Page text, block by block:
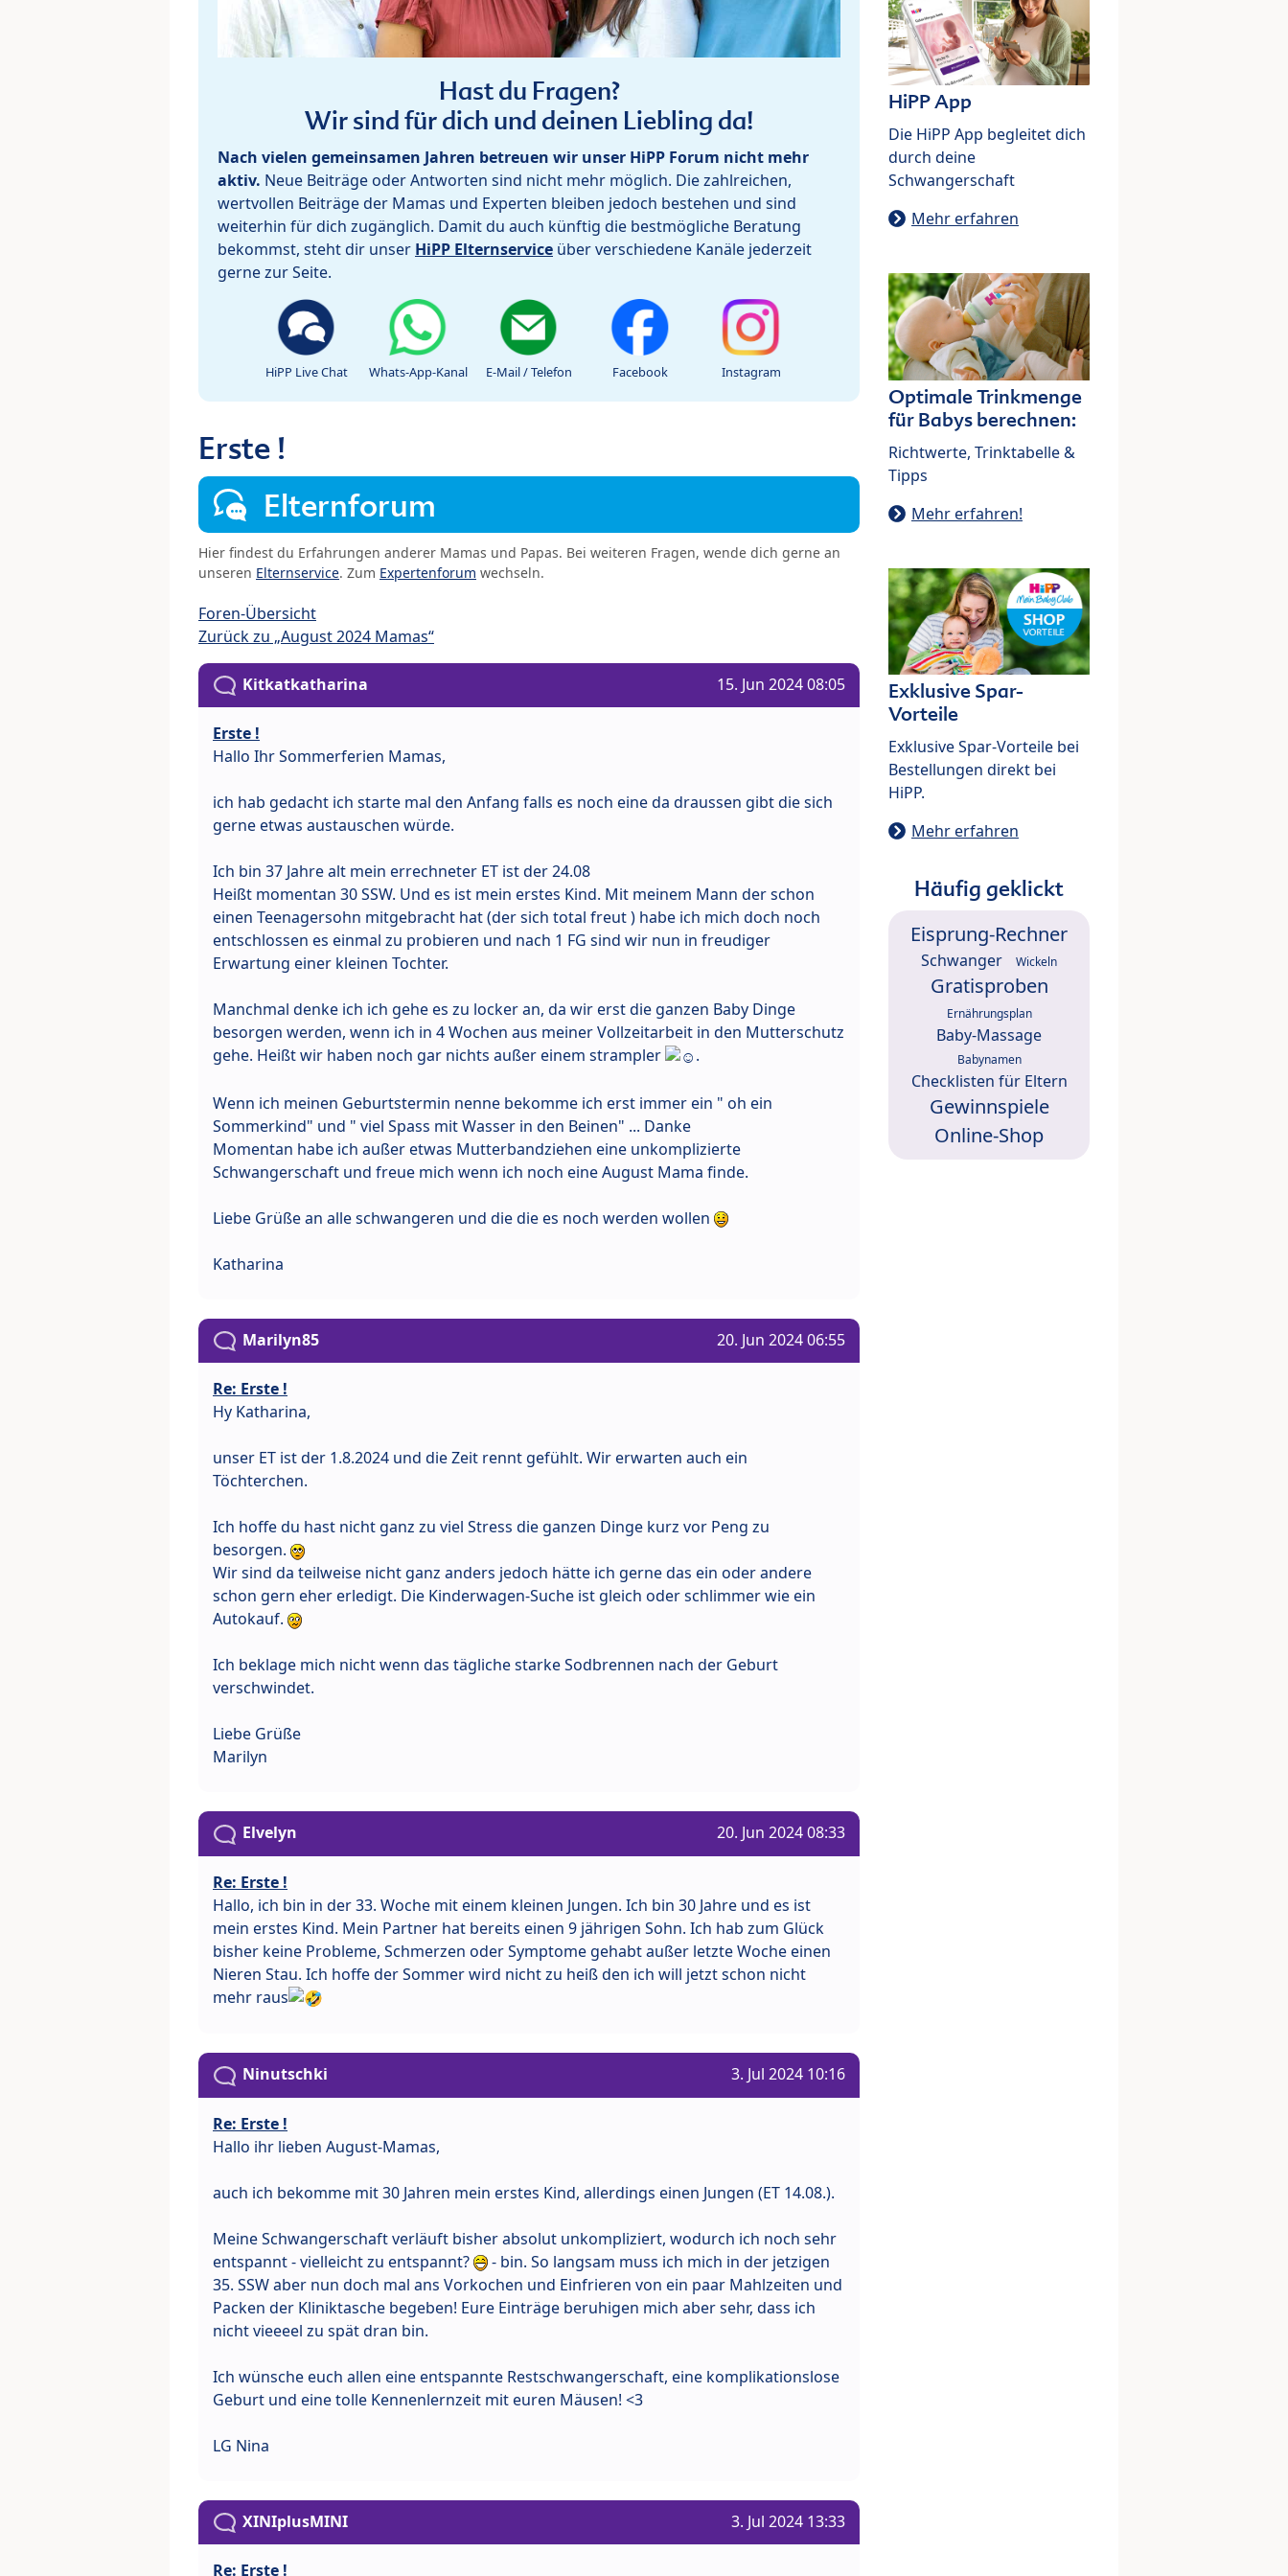
Hast du Fragen?
Wir sind für dich und deinen Liebling da!
Nach vielen gemeinsamen Jahren betreuen wir unser HiPP Forum nicht mehr
aktiv. Neue Beiträge oder Antworten sind nicht mehr möglich. Die zahlreichen,
wertvollen Beiträge der Mamas und Experten bleiben jedoch bestehen und sind
weiterhin für dich zugänglich. Damit du auch künftig die bestmögliche Beratung
bekommst, steht dir unser HiPP Elternservice über verschiedene Kanäle jederzeit
gerne zur Seite.
HiPP Live Chat Whats-App-Kanal E-Mail / Telefon Facebook Instagram
Erste !
Elternforum
Hier findest du Erfahrungen anderer Mamas und Papas. Bei weiteren Fragen, wende dich gerne an
unseren Elternservice. Zum Expertenforum wechseln.
Foren-Übersicht
Zurück zu „August 2024 Mamas“
Kitkatkatharina 15. Jun 2024 08:05
Erste !
Hallo Ihr Sommerferien Mamas,
ich hab gedacht ich starte mal den Anfang falls es noch eine da draussen gibt die sich
gerne etwas austauschen würde.
Ich bin 37 Jahre alt mein errechneter ET ist der 24.08
Heißt momentan 30 SSW. Und es ist mein erstes Kind. Mit meinem Mann der schon
einen Teenagersohn mitgebracht hat (der sich total freut ) habe ich mich doch noch
entschlossen es einmal zu probieren und nach 1 FG sind wir nun in freudiger
Erwartung einer kleinen Tochter.
Manchmal denke ich ich gehe es zu locker an, da wir erst die ganzen Baby Dinge
besorgen werden, wenn ich in 4 Wochen aus meiner Vollzeitarbeit in den Mutterschutz
gehe. Heißt wir haben noch gar nichts außer einem strampler
.
Wenn ich meinen Geburtstermin nenne bekomme ich erst immer ein " oh ein
Sommerkind" und " viel Spass mit Wasser in den Beinen" ... Danke
Momentan habe ich außer etwas Mutterbandziehen eine unkomplizierte
Schwangerschaft und freue mich wenn ich noch eine August Mama finde.
Liebe Grüße an alle schwangeren und die die es noch werden wollen
Katharina
Marilyn85 20. Jun 2024 06:55
Re: Erste !
Hy Katharina,
unser ET ist der 1.8.2024 und die Zeit rennt gefühlt. Wir erwarten auch ein
Töchterchen.
Ich hoffe du hast nicht ganz zu viel Stress die ganzen Dinge kurz vor Peng zu
besorgen.
Wir sind da teilweise nicht ganz anders jedoch hätte ich gerne das ein oder andere
schon gern eher erledigt. Die Kinderwagen-Suche ist gleich oder schlimmer wie ein
Autokauf.
Ich beklage mich nicht wenn das tägliche starke Sodbrennen nach der Geburt
verschwindet.
Liebe Grüße
Marilyn
Elvelyn 20. Jun 2024 08:33
Re: Erste !
Hallo, ich bin in der 33. Woche mit einem kleinen Jungen. Ich bin 30 Jahre und es ist
mein erstes Kind. Mein Partner hat bereits einen 9 jährigen Sohn. Ich hab zum Glück
bisher keine Probleme, Schmerzen oder Symptome gehabt außer letzte Woche einen
Nieren Stau. Ich hoffe der Sommer wird nicht zu heiß den ich will jetzt schon nicht
mehr raus
Ninutschki 3. Jul 2024 10:16
Re: Erste !
Hallo ihr lieben August-Mamas,
auch ich bekomme mit 30 Jahren mein erstes Kind, allerdings einen Jungen (ET 14.08.).
Meine Schwangerschaft verläuft bisher absolut unkompliziert, wodurch ich noch sehr
entspannt - vielleicht zu entspannt?
- bin. So langsam muss ich mich in der jetzigen
35. SSW aber nun doch mal ans Vorkochen und Einfrieren von ein paar Mahlzeiten und
Packen der Kliniktasche begeben! Eure Einträge beruhigen mich aber sehr, dass ich
nicht vieeeel zu spät dran bin.
Ich wünsche euch allen eine entspannte Restschwangerschaft, eine komplikationslose
Geburt und eine tolle Kennenlernzeit mit euren Mäusen! <3
LG Nina
XINIplusMINI 3. Jul 2024 13:33
Re: Erste !
HiPP App
Die HiPP App begleitet dich
durch deine
Schwangerschaft
Mehr erfahren
Optimale Trinkmenge
für Babys berechnen:
Richtwerte, Trinktabelle &
Tipps
Mehr erfahren!
Exklusive Spar-
Vorteile
Exklusive Spar-Vorteile bei
Bestellungen direkt bei
HiPP.
Mehr erfahren
Häufig geklickt
Eisprung-Rechner
Schwanger Wickeln
Gratisproben
Ernährungsplan
Baby-Massage
Babynamen
Checklisten für Eltern
Gewinnspiele
Online-Shop